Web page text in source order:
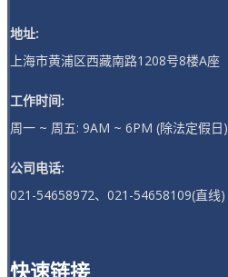
地址:
上海市黄浦区西藏南路1208号8楼A座
工作时间:
周一 ~ 周五: 9AM ~ 6PM (除法定假日)
公司电话:
021-54658972、021-54658109(直线)
快速链接